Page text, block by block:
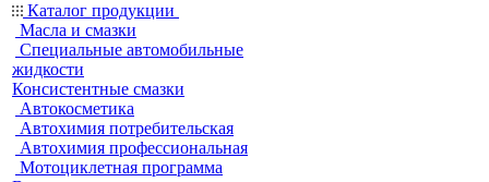
Каталог продукции
Масла и смазки
Специальные автомобильные
жидкости
Консистентные смазки
Автокосметика
Автохимия потребительская
Автохимия профессиональная
Мотоциклетная программа